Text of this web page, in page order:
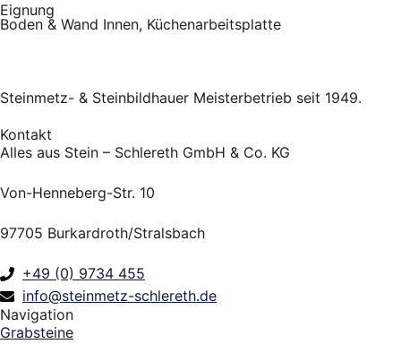
Eignung
Boden & Wand Innen, Küchenarbeitsplatte
Steinmetz- & Steinbildhauer Meisterbetrieb seit 1949.
Kontakt
Alles aus Stein – Schlereth GmbH & Co. KG
Von-Henneberg-Str. 10
97705 Burkardroth/Stralsbach
+49 (0) 9734 455
info@steinmetz-schlereth.de
Navigation
Grabsteine